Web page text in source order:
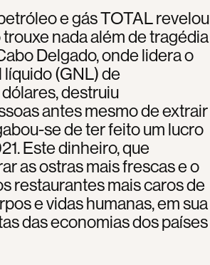
e gás TOTAL revelou
nada além de tragédia
Delgado, onde lidera o
(GNL) de
destruiu
antes mesmo de extrair
se de ter feito um lucro
Este dinheiro, que
as ostras mais frescas e o
restaurantes mais caros de
e vidas humanas, em sua
das economias dos países